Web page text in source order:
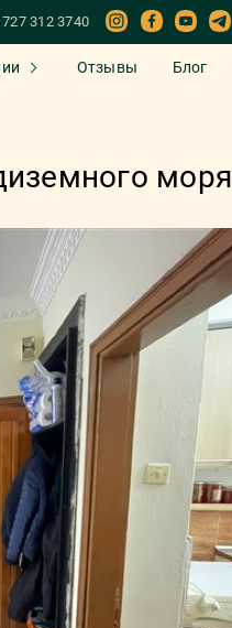
727 312 3740
Отзывы Блог
моря